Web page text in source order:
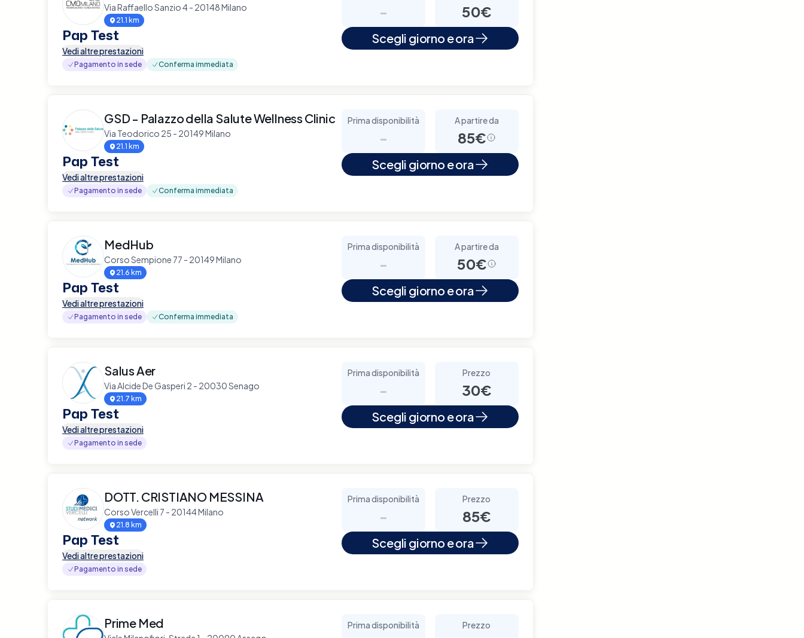
Via Raffaello Sanzio 4 - 20148 Milano
21.1 km
Pap Test
Vedi altre prestazioni
Pagamento in sede Conferma immediata
- 50€
Scegli giorno e ora
GSD - Palazzo della Salute Wellness Clinic
Via Teodorico 25 - 20149 Milano
21.1 km
Pap Test
Vedi altre prestazioni
Pagamento in sede Conferma immediata
Prima disponibilità
-
A partire da
85€
Scegli giorno e ora
MedHub
Corso Sempione 77 - 20149 Milano
21.6 km
Pap Test
Vedi altre prestazioni
Pagamento in sede Conferma immediata
Prima disponibilità
-
A partire da
50€
Scegli giorno e ora
Salus Aer
Via Alcide De Gasperi 2 - 20030 Senago
21.7 km
Pap Test
Vedi altre prestazioni
Pagamento in sede
Prima disponibilità
-
Prezzo
30€
Scegli giorno e ora
DOTT. CRISTIANO MESSINA
Corso Vercelli 7 - 20144 Milano
21.8 km
Pap Test
Vedi altre prestazioni
Pagamento in sede
Prima disponibilità
-
Prezzo
85€
Scegli giorno e ora
Prime Med Prima disponibilità Prezzo